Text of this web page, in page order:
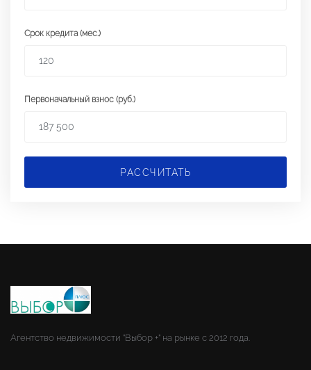
Срок кредита (мес.)
Первоначальный взнос (руб.)
РАССЧИТАТЬ
Агентство недвижимости "Выбор +" на рынке с 2012 года.